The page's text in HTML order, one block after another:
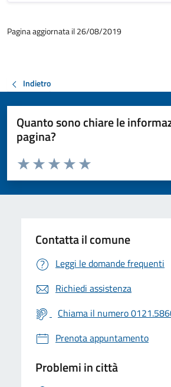
Pagina aggiornata il 26/08/2019
Indietro
Quanto sono chiare le
pagina?
Valuta da 1 a 5 stelle la pagina
Valuta 5 stelle su 5
Valuta 4 stelle su 5
Valuta 3 stelle su 5
Valuta 2 stelle su 5
Valuta 1 stelle su 5
Contatta il comune
Leggi le domande frequenti
Richiedi assistenza
Chiama il numero
Prenota appuntamento
Problemi in città